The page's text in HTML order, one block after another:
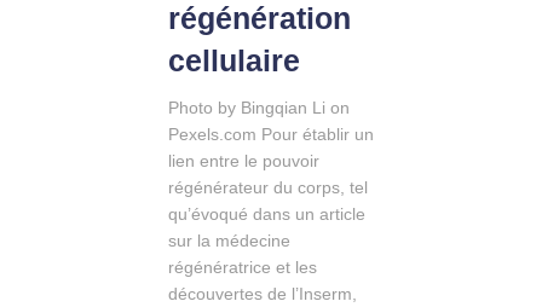
régénération
cellulaire
Photo by Bingqian Li on
Pexels.com Pour établir un
lien entre le pouvoir
régénérateur du corps, tel
qu’évoqué dans un article
sur la médecine
régénératrice et les
découvertes de l’Inserm,